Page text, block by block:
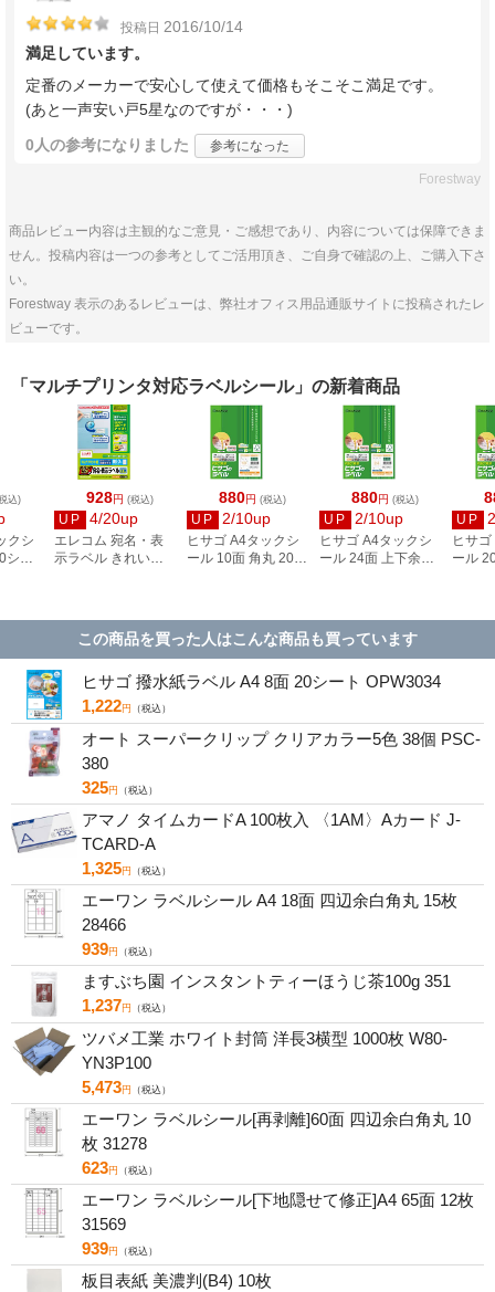
投稿日 2016/10/14
満足しています。
定番のメーカーで安心して使えて価格もそこそこ満足です。
(あと一声安い戸5星なのですが・・・)
0人の参考になりました 参考になった
Forestway
商品レビュー内容は主観的なご意見・ご感想であり、内容については保障できま
せん。投稿内容は一つの参考としてご活用頂き、ご自身で確認の上、ご購入下さ
い。
Forestway 表示のあるレビューは、弊社オフィス用品通販サイトに投稿されたレ
ビューです。
「マルチプリンタ対応ラベルシール」の新着商品
928円 (税込)
UP 4/20up
エレコム 宛名・表
示ラベル きれい貼
880円 (税込)
UP 2/10up
ヒサゴ A4タックシ
ール 10面 角丸 20シ
880円 (税込)
UP 2/10up
ヒサゴ A4タックシ
ール 24面 上下余白
UP
ヒサ
ール
込)
クシ
シー
この商品を買った人はこんな商品も買っています
ヒサゴ 撥水紙ラベル A4 8面 20シート OPW3034
1,222円 （税込）
オート スーパークリップ クリアカラー5色 38個 PSC-
380
325円 （税込）
アマノ タイムカードA 100枚入 〈1AM〉Aカード J-
TCARD-A
1,325円 （税込）
エーワン ラベルシール A4 18面 四辺余白角丸 15枚
28466
939円 （税込）
ますぶち園 インスタントティーほうじ茶100g 351
1,237円 （税込）
ツバメ工業 ホワイト封筒 洋長3横型 1000枚 W80-
YN3P100
5,473円 （税込）
エーワン ラベルシール[再剥離]60面 四辺余白角丸 10
枚 31278
623円 （税込）
エーワン ラベルシール[下地隠せて修正]A4 65面 12枚
31569
939円 （税込）
板目表紙 美濃判(B4) 10枚